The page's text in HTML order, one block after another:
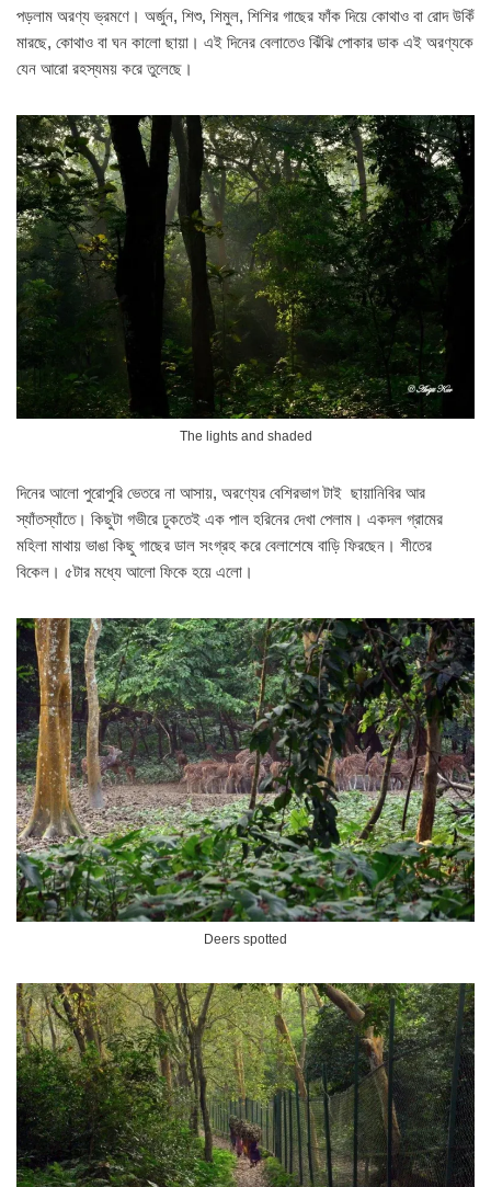
পড়লাম অরণ্য ভ্রমণে। অর্জুন, শিশু, শিমুল, শিশির গাছের ফাঁক দিয়ে কোথাও বা রোদ উকিঁ
মারছে, কোথাও বা ঘন কালো ছায়া। এই দিনের বেলাতেও ঝিঁঝি পোকার ডাক এই অরণ্যকে
যেন আরো রহস্যময় করে তুলেছে।
The lights and shaded
দিনের আলো পুরোপুরি ভেতরে না আসায়, অরণ্যের বেশিরভাগ টাই ছায়ানিবির আর
স্যাঁতস্যাঁতে। কিছুটা গভীরে ঢুকতেই এক পাল হরিনের দেখা পেলাম। একদল গ্রামের
মহিলা মাথায় ভাঙা কিছু গাছের ডাল সংগ্রহ করে বেলাশেষে বাড়ি ফিরছেন। শীতের
বিকেল। ৫টার মধ্যে আলো ফিকে হয়ে এলো।
Deers spotted